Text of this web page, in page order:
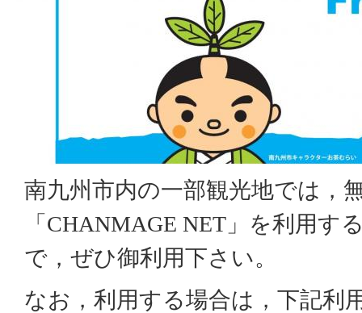
南九州市内の一部観光地では，
「CHANMAGE NET」を利用す
で，ぜひ御利用下さい。
なお，利用する場合は，下記利